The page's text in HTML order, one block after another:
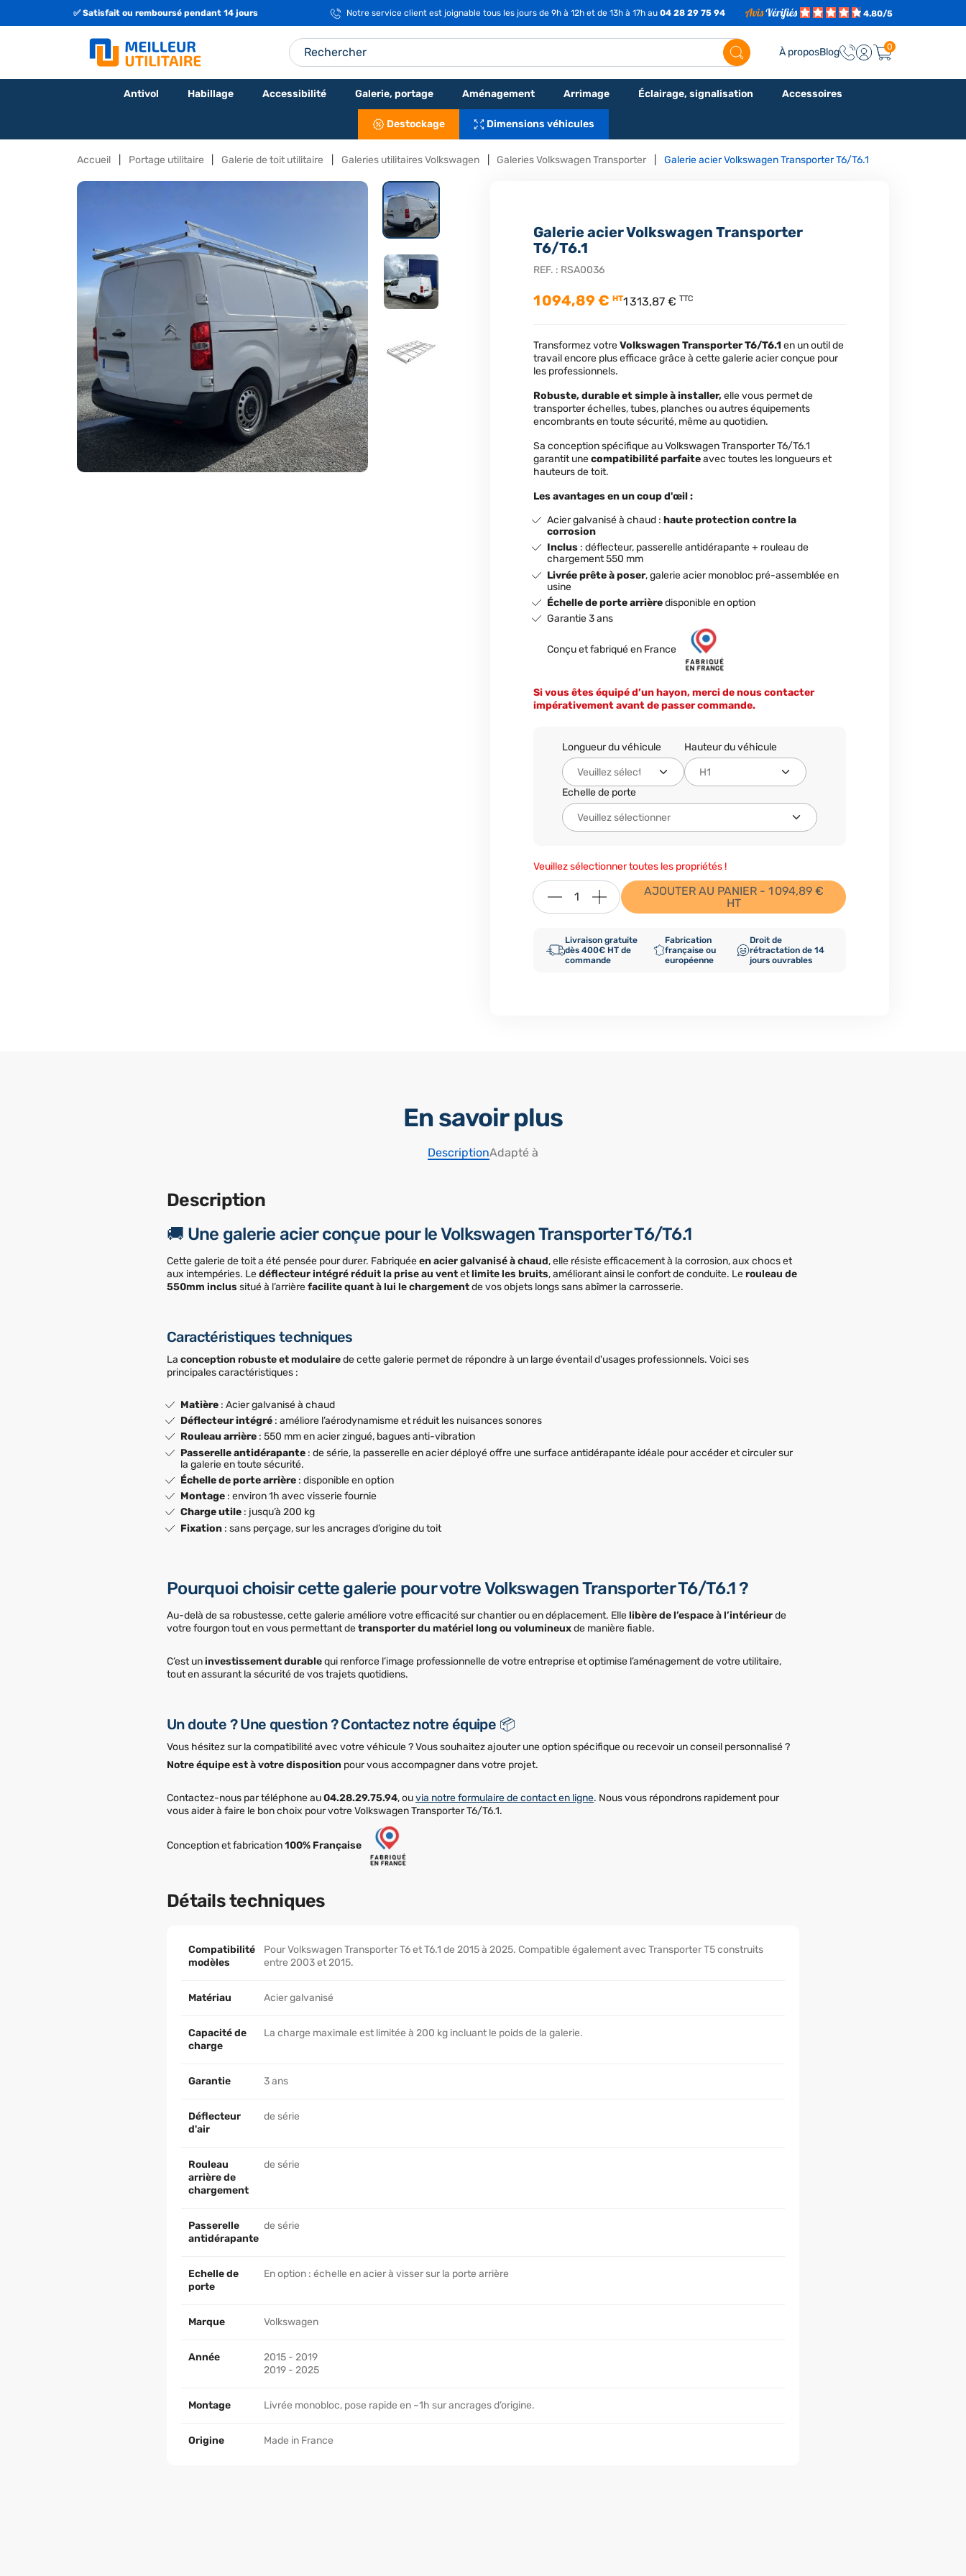
🇫🇷 Fabrication Française ou Européenne Notre service client est joignable tous les jours de 9h à 12h et de 13h à 17h au 04 28 29 75 94 4.80/5
À proposBlog 0
Antivol Habillage Accessibilité Galerie, portage Aménagement Arrimage Éclairage, signalisation Accessoires
Destockage Dimensions véhicules
Accueil Portage utilitaire Galerie de toit utilitaire Galeries utilitaires Volkswagen Galeries Volkswagen Transporter Galerie acier Volkswagen Transporter T6/T6.1
Galerie acier Volkswagen Transporter
T6/T6.1
REF. : RSA0036
1 094,89 € HT1 313,87 € TTC
Transformez votreVolkswagen Transporter T6/T6.1 en un outil de
travail encore plus efficace grâce à cette galerie acier conçue pour
les professionnels.
Robuste, durable et simple à installer,elle vous permet de
transporter échelles, tubes, planches ou autres équipements
encombrants en toute sécurité, même au quotidien.
Sa conception spécifique au Volkswagen Transporter T6/T6.1
garantit unecompatibilité parfaiteavec toutes les longueurs et
hauteurs de toit.
Les avantages en un coup d'œil :
Acier galvanisé à chaud :haute protection contre la
corrosion
Inclus : déflecteur, passerelle antidérapante + rouleau de
chargement 550 mm
Livrée prête à poser, galerie acier monobloc pré-assemblée en
usine
Échelle de porte arrièredisponible en option
Garantie 3 ans
Conçu et fabriqué en France
Si vous êtes équipé d’un hayon, merci de nous contacter
impérativement avant de passer commande.
Longueur du véhicule Hauteur du véhicule
Echelle de porte
Veuillez sélectionner toutes les propriétés !
AJOUTER AU PANIER - 1 094,89 €
HT
Livraison gratuite
dès 400€ HT de
commande
Fabrication
française ou
européenne
Droit de
rétractation de 14
jours ouvrables
En savoir plus
DescriptionAdapté à
Description
🚚 Une galerie acier conçue pour le Volkswagen Transporter T6/T6.1
Cette galerie de toit a été pensée pour durer. Fabriquéeen acier galvanisé à chaud, elle résiste efficacement à la corrosion, aux chocs et
aux intempéries. Ledéflecteur intégré réduit la prise au ventetlimite les bruits, améliorant ainsi le confort de conduite. Lerouleau de
550mm inclus situé à l’arrièrefacilite quant à lui le chargementde vos objets longs sans abîmer la carrosserie.
Caractéristiques techniques
La conception robuste et modulairede cette galerie permet de répondre à un large éventail d'usages professionnels. Voici ses
principales caractéristiques :
Matière : Acier galvanisé à chaud
Déflecteur intégré : améliore l’aérodynamisme et réduit les nuisances sonores
Rouleau arrière : 550 mm en acier zingué, bagues anti-vibration
Passerelle antidérapante : de série, la passerelle en acier déployé offre une surface antidérapante idéale pour accéder et circuler sur
la galerie en toute sécurité.
Échelle de porte arrière : disponible en option
Montage : environ 1h avec visserie fournie
Charge utile : jusqu’à 200 kg
Fixation : sans perçage, sur les ancrages d’origine du toit
Pourquoi choisir cette galerie pour votre Volkswagen Transporter T6/T6.1 ?
Au-delà de sa robustesse, cette galerie améliore votre efficacité sur chantier ou en déplacement. Ellelibère de l’espace à l’intérieurde
votre fourgon tout en vous permettant detransporter du matériel long ou volumineuxde manière fiable.
C’est uninvestissement durablequi renforce l’image professionnelle de votre entreprise et optimise l’aménagement de votre utilitaire,
tout en assurant la sécurité de vos trajets quotidiens.
Un doute ? Une question ? Contactez notre équipe 📦
Vous hésitez sur la compatibilité avec votre véhicule ? Vous souhaitez ajouter une option spécifique ou recevoir un conseil personnalisé ?
Notre équipe est à votre disposition pour vous accompagner dans votre projet.
Contactez-nous par téléphone au04.28.29.75.94, ouvia notre formulaire de contact en ligne. Nous vous répondrons rapidement pour
vous aider à faire le bon choix pour votre Volkswagen Transporter T6/T6.1.
Conception et fabrication100% Française
Détails techniques
Compatibilité
modèles
Pour Volkswagen Transporter T6 et T6.1 de 2015 à 2025. Compatible également avec Transporter T5 construits
entre 2003 et 2015.
Matériau Acier galvanisé
Capacité de
charge
La charge maximale est limitée à 200 kg incluant le poids de la galerie.
Garantie 3 ans
Déflecteur
d'air
de série
Rouleau
arrière de
chargement
de série
Passerelle
antidérapante
de série
Echelle de
porte
En option : échelle en acier à visser sur la porte arrière
Marque Volkswagen
Année
2015 - 2019
2019 - 2025
Montage Livrée monobloc, pose rapide en ~1h sur ancrages d’origine.
Origine Made in France